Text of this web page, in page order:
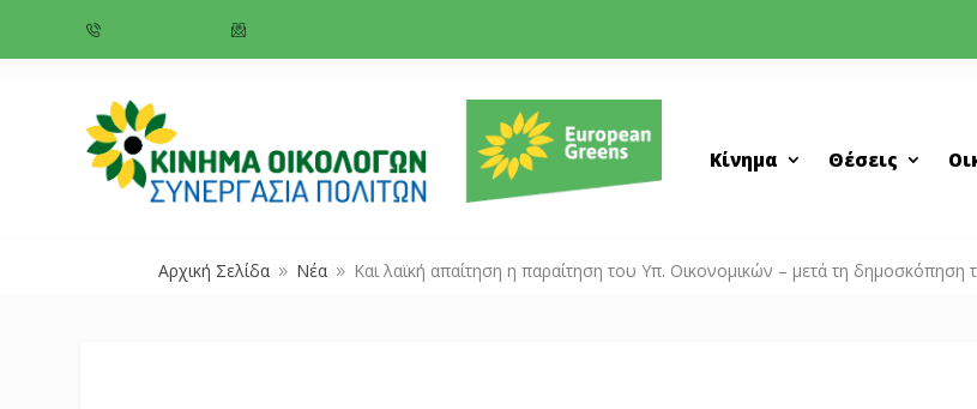
Κίνημα Θέσεις
Αρχική Σελίδα 9 Νέα 9 Και λαϊκή απαίτηση η παραίτηση του Υπ. Οικονομικών – μετά τη δημοσκόπηση